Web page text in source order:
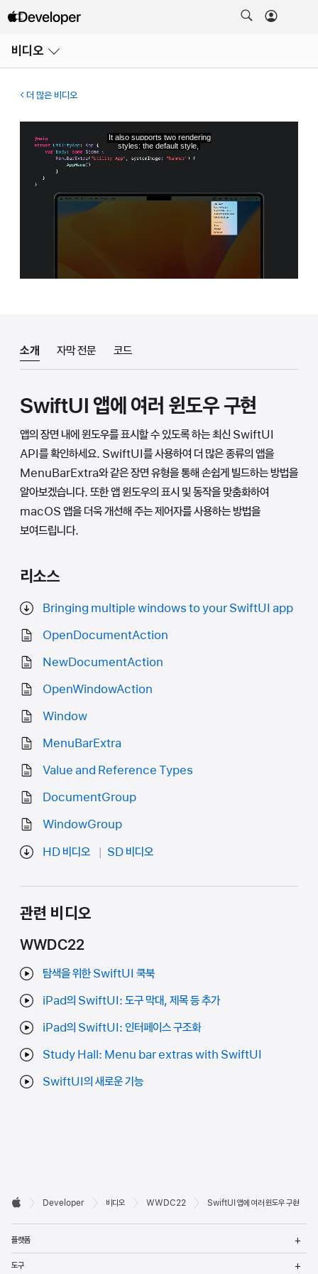
비디오
열기
더 많은 비디오
소개 자막 전문 코드
SwiftUI 앱에 여러 윈도우 구현
앱의 장면 내에 윈도우를 표시할 수 있도록 하는 최신 SwiftUI
API를 확인하세요. SwiftUI를 사용하여 더 많은 종류의 앱을
MenuBarExtra와 같은 장면 유형을 통해 손쉽게 빌드하는 방법을
알아보겠습니다. 또한 앱 윈도우의 표시 및 동작을 맞춤화하여
macOS 앱을 더욱 개선해 주는 제어자를 사용하는 방법을
보여드립니다.
리소스
Bringing multiple windows to your SwiftUI app
OpenDocumentAction
NewDocumentAction
OpenWindowAction
Window
MenuBarExtra
Value and Reference Types
DocumentGroup
WindowGroup
HD 비디오
SD 비디오
관련 비디오
WWDC22
탐색을 위한 SwiftUI 쿡북
iPad의 SwiftUI: 도구 막대, 제목 등 추가
iPad의 SwiftUI: 인터페이스 구조화
Study Hall: Menu bar extras with SwiftUI
SwiftUI의 새로운 기능
Developer
바닥글

Developer 비디오 WWDC22 SwiftUI 앱에 여러 윈도우 구현
플랫폼
도구